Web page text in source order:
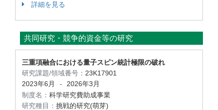
詳細を見る
共同研究・競争的資金等の研究
三重項融合における量子スピン統計極限の破れ
研究課題/領域番号： 23K17901
2023年6月
-
2026年3月
制度名： 科学研究費助成事業
研究種目： 挑戦的研究(萌芽)